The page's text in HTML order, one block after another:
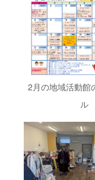
2月の地域活動館
ル